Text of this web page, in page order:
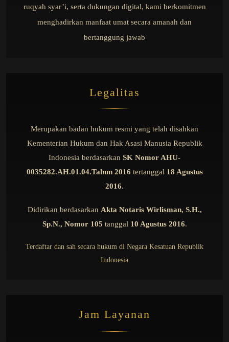
ruqyah syar’i, serta dukungan digital, kami berkomitmen
menghadirkan manfaat umat secara amanah dan
bertanggung jawab
Legalitas
Merupakan badan hukum resmi yang telah disahkan
Kementerian Hukum dan Hak Asasi Manusia Republik
Indonesia berdasarkan SK Nomor AHU-
0035282.AH.01.04.Tahun 2016 tertanggal 18 Agustus
2016.
Didirikan berdasarkan Akta Notaris Wirlisman, S.H.,
Sp.N., Nomor 105 tanggal 10 Agustus 2016.
Terdaftar dan sah secara hukum di Negara Kesatuan Republik
Indonesia
Jam Layanan